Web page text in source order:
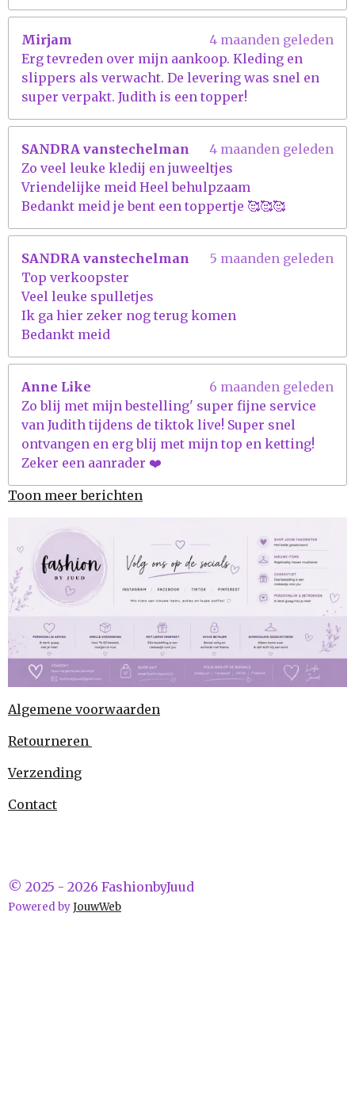
Mirjam
4 maanden geleden
Erg tevreden over mijn aankoop. Kleding en
slippers als verwacht. De levering was snel en
super verpakt. Judith is een topper!
SANDRA vanstechelman
4 maanden geleden
Zo veel leuke kledij en juweeltjes
Vriendelijke meid Heel behulpzaam
Bedankt meid je bent een toppertje 🥰🥰🥰
SANDRA vanstechelman
5 maanden geleden
Top verkoopster
Veel leuke spulletjes
Ik ga hier zeker nog terug komen
Bedankt meid
Anne Like
6 maanden geleden
Zo blij met mijn bestelling' super fijne service
van Judith tijdens de tiktok live! Super snel
ontvangen en erg blij met mijn top en ketting!
Zeker een aanrader ❤️
Toon meer berichten
Algemene voorwaarden
Retourneren
Verzending
Contact
© 2025 - 2026 FashionbyJuud
Powered byJouwWeb